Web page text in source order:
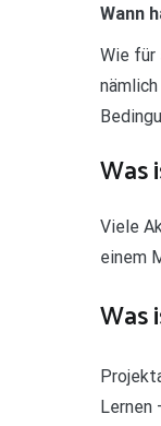
Wann
Wie für
Was
Viele
einem
Was